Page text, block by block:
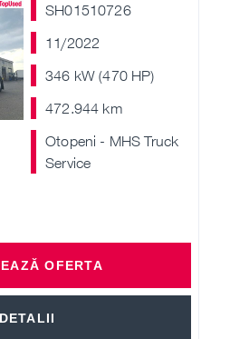
SH01510726
11/2022
346 kW (470 HP)
472.944 km
Otopeni - MHS Truck
Service
OFERTA
DETALII